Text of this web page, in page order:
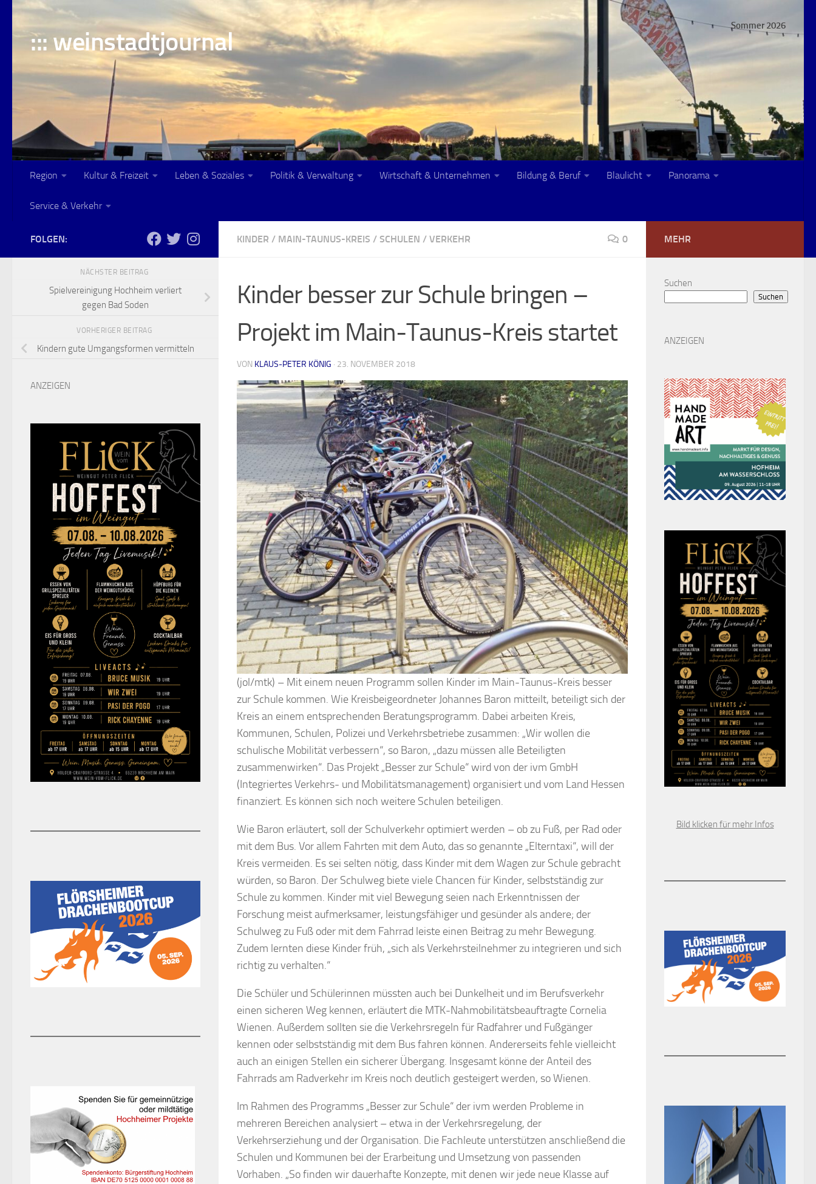
Skip to content
::: weinstadtjournal
Sommer 2026
Region Kultur & Freizeit Leben & Soziales Politik & Verwaltung Wirtschaft & Unternehmen Bildung & Beruf Blaulicht Panorama
Service & Verkehr
KINDER / MAIN-TAUNUS-KREIS / SCHULEN / VERKEHR 0
Kinder besser zur Schule bringen –
Projekt im Main-Taunus-Kreis startet
VON KLAUS-PETER KÖNIG · 23. NOVEMBER 2018
(jol/mtk) – Mit einem neuen Programm sollen Kinder im Main-Taunus-Kreis besser
zur Schule kommen. Wie Kreisbeigeordneter Johannes Baron mitteilt, beteiligt sich der
Kreis an einem entsprechenden Beratungsprogramm. Dabei arbeiten Kreis,
Kommunen, Schulen, Polizei und Verkehrsbetriebe zusammen: „Wir wollen die
schulische Mobilität verbessern“, so Baron, „dazu müssen alle Beteiligten
zusammenwirken“. Das Projekt „Besser zur Schule“ wird von der ivm GmbH
(Integriertes Verkehrs- und Mobilitätsmanagement) organisiert und vom Land Hessen
finanziert. Es können sich noch weitere Schulen beteiligen.
Wie Baron erläutert, soll der Schulverkehr optimiert werden – ob zu Fuß, per Rad oder
mit dem Bus. Vor allem Fahrten mit dem Auto, das so genannte „Elterntaxi“, will der
Kreis vermeiden. Es sei selten nötig, dass Kinder mit dem Wagen zur Schule gebracht
würden, so Baron. Der Schulweg biete viele Chancen für Kinder, selbstständig zur
Schule zu kommen. Kinder mit viel Bewegung seien nach Erkenntnissen der
Forschung meist aufmerksamer, leistungsfähiger und gesünder als andere; der
Schulweg zu Fuß oder mit dem Fahrrad leiste einen Beitrag zu mehr Bewegung.
Zudem lernten diese Kinder früh, „sich als Verkehrsteilnehmer zu integrieren und sich
richtig zu verhalten.“
Die Schüler und Schülerinnen müssten auch bei Dunkelheit und im Berufsverkehr
einen sicheren Weg kennen, erläutert die MTK-Nahmobilitätsbeauftragte Cornelia
Wienen. Außerdem sollten sie die Verkehrsregeln für Radfahrer und Fußgänger
kennen oder selbstständig mit dem Bus fahren können. Andererseits fehle vielleicht
auch an einigen Stellen ein sicherer Übergang. Insgesamt könne der Anteil des
Fahrrads am Radverkehr im Kreis noch deutlich gesteigert werden, so Wienen.
Im Rahmen des Programms „Besser zur Schule“ der ivm werden Probleme in
mehreren Bereichen analysiert – etwa in der Verkehrsregelung, der
Verkehrserziehung und der Organisation. Die Fachleute unterstützen anschließend die
Schulen und Kommunen bei der Erarbeitung und Umsetzung von passenden
Vorhaben. „So finden wir dauerhafte Konzepte, mit denen wir jede neue Klasse auf
FOLGEN:
NÄCHSTER BEITRAG
Spielvereinigung Hochheim verliert
gegen Bad Soden
VORHERIGER BEITRAG
Kindern gute Umgangsformen vermitteln
ANZEIGEN
MEHR
Suchen
Suchen
ANZEIGEN
Bild klicken für mehr Infos